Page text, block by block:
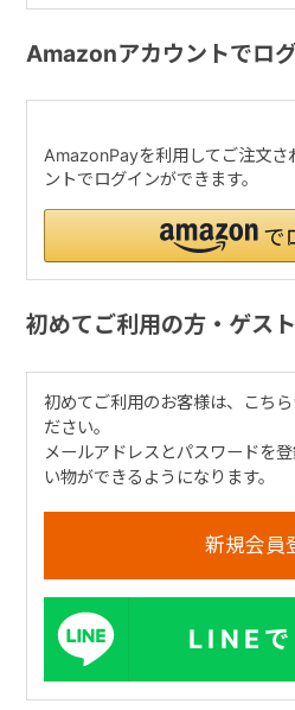
Amazonアカウントでロ
AmazonPayを利用してご注文
ントでログインができます。
初めてご利用の方・ゲス
初めてご利用のお客様は、こち
ださい。
メールアドレスとパスワードを
い物ができるようになります。
LINE